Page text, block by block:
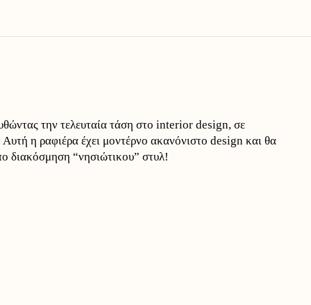
την τελευταία τάση στο interior design, σε
η ραφιέρα έχει μοντέρνο ακανόνιστο design και θα
διακόσμηση “νησιώτικου” στυλ!